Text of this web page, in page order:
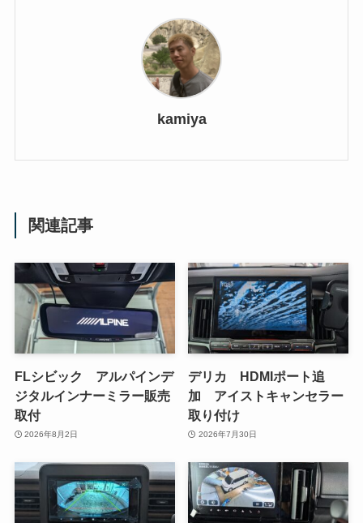
kamiya
関連記事
FLシビック アルパインデ
ジタルインナーミラー販売
取付
2026年8月2日
デリカ HDMIポート追
加 アイストキャンセラー
取り付け
2026年7月30日